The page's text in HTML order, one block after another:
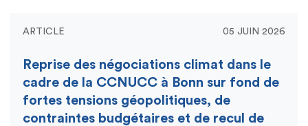
ARTICLE 05 JUIN 2026
Reprise des négociations climat dans le
cadre de la CCNUCC à Bonn sur fond de
fortes tensions géopolitiques, de
contraintes budgétaires et de recul de